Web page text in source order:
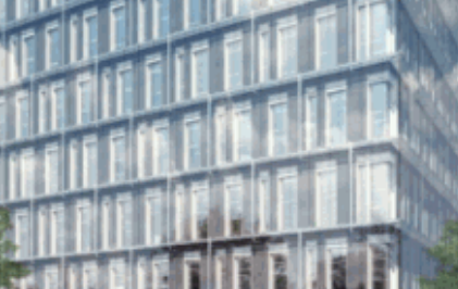
Gdańsk i okolice
Szczecin i okolice